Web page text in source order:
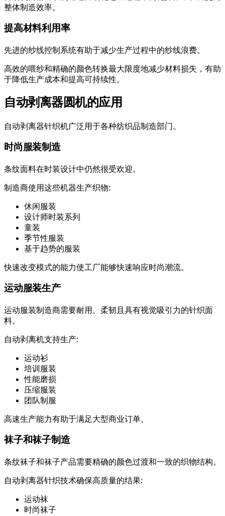
整体制造效率。
提高材料利用率
先进的纱线控制系统有助于减少生产过程中的纱线浪费。
高效的喂纱和精确的颜色转换最大限度地减少材料损失，有助
于降低生产成本和提高可持续性。
自动剥离器圆机的应用
自动剥离器针织机广泛用于各种纺织品制造部门。
时尚服装制造
条纹面料在时装设计中仍然很受欢迎。
制造商使用这些机器生产织物:
休闲服装
设计师时装系列
童装
季节性服装
基于趋势的服装
快速改变模式的能力使工厂能够快速响应时尚潮流。
运动服装生产
运动服装制造商需要耐用、柔韧且具有视觉吸引力的针织面
料。
自动剥离机支持生产:
运动衫
培训服装
性能磨损
压缩服装
团队制服
高速生产能力有助于满足大型商业订单。
袜子和袜子制造
条纹袜子和袜子产品需要精确的颜色过渡和一致的织物结构。
自动剥离器针织技术确保高质量的结果:
运动袜
时尚袜子